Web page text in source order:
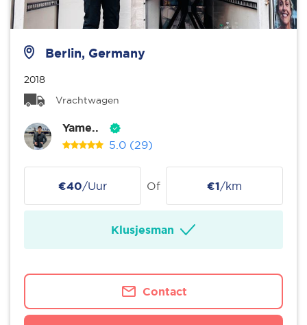
Berlin, Germany
2018
Vrachtwagen
Yame..
5.0 (29)
€40/Uur Of €1/km
Klusjesman
Contact